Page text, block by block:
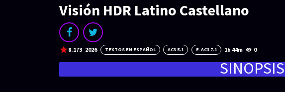
Visión HDR Latino Castellano
8.173 2026 TEXTOS EN ESPAÑOL AC3 5.1 E-AC3 7.1 1h 44m 0
SINOPSIS